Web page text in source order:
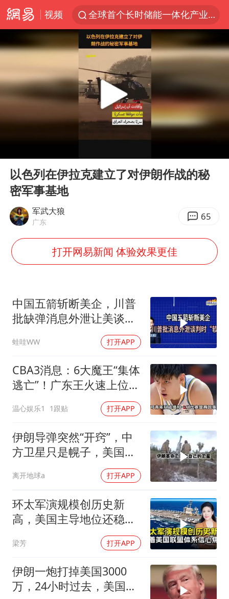
视频
全球首个长时储能一体化产业园量产
台风白海豚加强
中国女篮70-67险胜尼日利亚女篮
四川宜宾高县4.9级地震致1死
名创优品回应女子吐槽内裤质量差
出口禁令驱动有色板块大涨
秋天的第一杯奶茶到底有多火
U17国足点球大战淘汰河床晋级决赛
国乒男单横滨冠军赛全军覆没
胡彦斌获《歌手2026》歌王
日本试射“战斧”导弹，国防部回应
“今天得有40℃了吧 为啥还不预警”
夯实基础开新局
Play
以色列在伊拉克建立了对伊朗作战的秘
密军事基地
军武大狼
广东 65
打开网易新闻 体验效果更佳
中国五箭斩断美企，川普
批缺弹消息外泄让美谈判
时“软弱”｜介文汲.郭正亮.
栗正杰｜辣晚报20260807
蛙哇WW 打开APP
CBA3消息：6大魔王“集体
逃亡”！广东王火速上位，
温心娱乐1 1跟贴 打开APP
伊朗导弹突然“开窍”，中
方卫星只是幌子，美国真
离开地球a 打开APP
环太军演规模创历史新
高，美国主导地位还稳得
梁芳 打开APP
伊朗一炮打掉美国3000
万，24小时过去，美国依